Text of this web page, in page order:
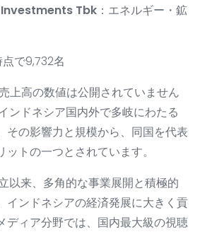
Investments Tbk ：エネルギー・鉱
で9,732名
上高の数値は公開されていません
ンドネシア国内外で多岐にわたる
その影響力と規模から、同国を代表
トの一つとされています。
以来、多角的な事業展開と積極的
インドネシアの経済発展に大きく貢
ディア分野では、国内最大級の視聴